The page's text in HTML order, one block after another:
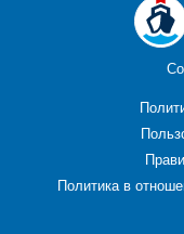
Политика в